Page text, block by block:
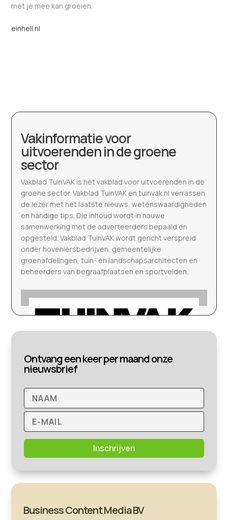
met je mee kan groeien.
einhell.nl
Vakinformatie voor
uitvoerenden in de groene
sector
Vakblad TuinVAK is hét vakblad voor uitvoerenden in de
groene sector. Vakblad TuinVAK en tuinvak.nl verrassen
de lezer met het laatste nieuws, wetenswaardigheden
en handige tips. Die inhoud wordt in nauwe
samenwerking met de adverteerders bepaald en
opgesteld. Vakblad TuinVAK wordt gericht verspreid
onder hoveniersbedrijven, gemeentelijke
groenafdelingen, tuin- en landschapsarchitecten en
beheerders van begraafplaatsen en sportvelden.
Ontvang een keer per maand onze
nieuwsbrief
Inschrijven
Business Content Media BV